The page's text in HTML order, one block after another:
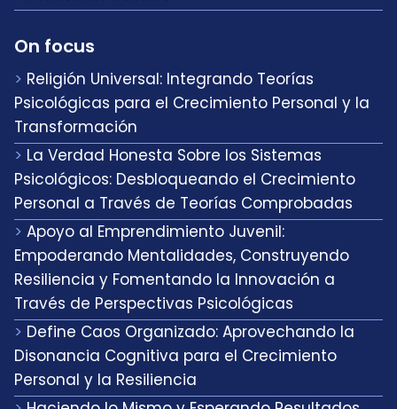
On focus
Religión Universal: Integrando Teorías
Psicológicas para el Crecimiento Personal y la
Transformación
La Verdad Honesta Sobre los Sistemas
Psicológicos: Desbloqueando el Crecimiento
Personal a Través de Teorías Comprobadas
Apoyo al Emprendimiento Juvenil:
Empoderando Mentalidades, Construyendo
Resiliencia y Fomentando la Innovación a
Través de Perspectivas Psicológicas
Define Caos Organizado: Aprovechando la
Disonancia Cognitiva para el Crecimiento
Personal y la Resiliencia